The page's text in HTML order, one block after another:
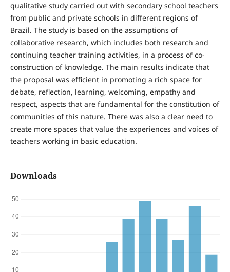
qualitative study carried out with secondary school teachers
from public and private schools in different regions of
Brazil. The study is based on the assumptions of
collaborative research, which includes both research and
continuing teacher training activities, in a process of co-
construction of knowledge. The main results indicate that
the proposal was efficient in promoting a rich space for
debate, reflection, learning, welcoming, empathy and
respect, aspects that are fundamental for the constitution of
communities of this nature. There was also a clear need to
create more spaces that value the experiences and voices of
teachers working in basic education.
Downloads